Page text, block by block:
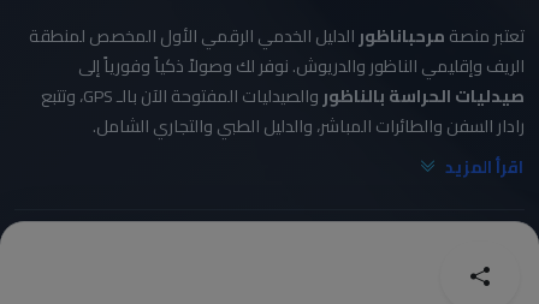
تعتبر منصةمرحباناظور الدليل الخدمي الرقمي الأول المخصص لمنطقة
الريف وإقليمي الناظور والدريوش. نوفر لك وصولاً ذكياً وفورياً إلى
صيدليات الحراسة بالناظور
والصيدليات المفتوحة الآن بالـ GPS، وتتبع
رادار السفن والطائرات المباشر، والدليل الطبي والتجاري الشامل.
اقرأ المزيد